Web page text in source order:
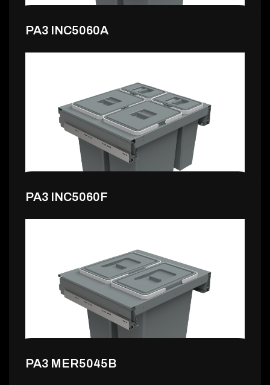
119,99 €
PA3 INC5060A
135,99 €
PA3 INC5060F
PA3 MER5045B